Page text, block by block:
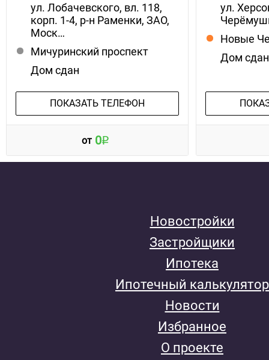
ул. Лобачевского, вл. 118,
корп. 1-4, р-н Раменки, ЗАО,
Моск…
Мичуринский проспект
Дом сдан
ПОКАЗАТЬ ТЕЛЕФОН
от 0
ул.
Новые
Дом сдан
Новостройки
Застройщики
Ипотека
Ипотечный калькулятор
Новости
Избранное
О проекте